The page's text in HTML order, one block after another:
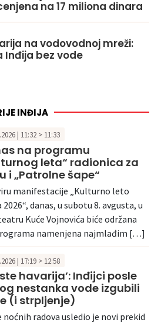
na 17 miliona dinara
na vodovodnoj mreži:
Inđija bez vode
INĐIJA
| 11:32 > 11:33
na programu
leta“ radionica za
i „Patrolne šape“
manifestacije „Kulturno leto
danas, u subotu 8. avgusta, u
Kuće Vojnovića biće održana
namenjena najmlađim […]
| 17:19 > 12:58
ste havarija’: Inđijci posle
nestanka vode izgubili
(i strpljenje)
noćnih radova usledio je novi prekid